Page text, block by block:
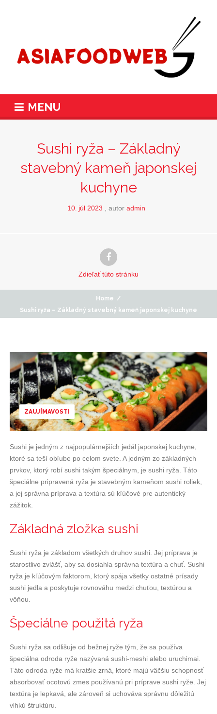
MENU
Sushi ryža – Základný
stavebný kameň japonskej
kuchyne
10. júl 2023 autor admin
Zdieľať túto stránku
Home /
Sushi ryža – Základný stavebný kameň japonskej kuchyne
ZAUJÍMAVOSTI
Sushi je jedným z najpopulárnejších jedál japonskej kuchyne,
ktoré sa teší obľube po celom svete. A jedným zo základných
prvkov, ktorý robí sushi takým špeciálnym, je sushi ryža. Táto
špeciálne pripravená ryža je stavebným kameňom sushi roliek,
a jej správna príprava a textúra sú kľúčové pre autentický
zážitok.
Základná zložka sushi
Sushi ryža je základom všetkých druhov sushi. Jej príprava je
starostlivo zvlášť, aby sa dosiahla správna textúra a chuť. Sushi
ryža je kľúčovým faktorom, ktorý spája všetky ostatné prísady
sushi jedla a poskytuje rovnováhu medzi chuťou, textúrou a
vôňou.
Špeciálne použitá ryža
Sushi ryža sa odlišuje od bežnej ryže tým, že sa používa
špeciálna odroda ryže nazývaná sushi-meshi alebo uruchimai.
Táto odroda ryže má kratšie zrná, ktoré majú väčšiu schopnosť
absorbovať ocotovú zmes používanú pri príprave sushi ryže. Jej
textúra je lepkavá, ale zároveň si uchováva správnu dôležitú
vlhkú štruktúru.